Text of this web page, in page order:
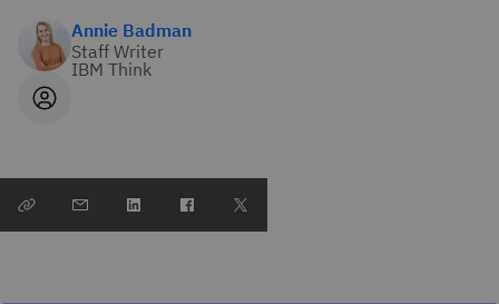
Annie Badman
Staff Writer
IBM Think